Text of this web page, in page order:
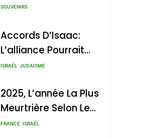
SOUVENIRS
Accords D’Isaac:
L’alliance Pourrait
S’étendre À 13 Pays
ISRAÉL JUDAISME
2025, L’année La Plus
Meurtrière Selon Le
Rapport D’ADL
FRANCE ISRAÉL